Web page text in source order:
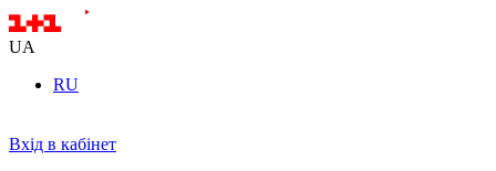
UA
RU
Вхід в кабінет